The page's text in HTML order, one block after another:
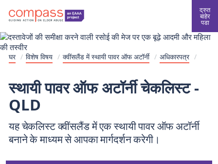
द्रुत
बाहेर
पडा
घर / विशेष विषय / क्वींसलैंड में स्थायी पावर ऑफ अटॉर्नी / अधिकारपत्र /
स्थायी पावर ऑफ अटॉर्नी चेकलिस्ट -
QLD
यह चेकलिस्ट क्वींसलैंड में एक स्थायी पावर ऑफ अटॉर्नी
बनाने के माध्यम से आपका मार्गदर्शन करेगी।